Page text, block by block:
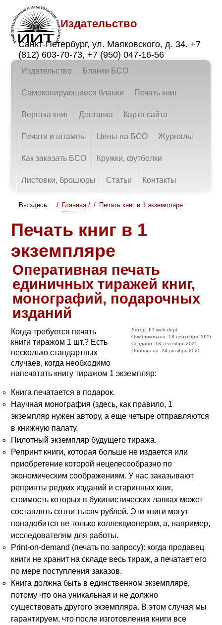
Издательство
Санкт-Петербург,ул. Маяковского, д. 34. +7
(812) 603-70-73,+7 (950) 047-16-56
Издательство Бланки БСО
Самокопирующиеся бланки Печать книг
Верстка книг Доставка Карта сайта
Печати и штампы Цены на БСО Журналы
Как заказать БСО Кружки, футболки
Листовки, брошюры Статьи Контакты
Вы здесь: Главная / Печать книг в 1 экземпляре
Печать книг в 1
экземпляре
Оперативная печать
единичных тиражей книг,
монографий, подарочных
изданий
Автор: IIT web dept
Опубликовано: 18 сентября 2025
Создано: 18 сентября 2025
Обновлено: 24 октября 2025
Когда требуется печать
книги тиражом 1 шт.? Есть
несколько стандартных
случаев, когда необходимо
напечатать книгу тиражом 1 экземпляр:
Книга печатается в подарок.
Научная монография (здесь, как правило, 1
экземпляр нужен автору, а еще четыре отправляются
в книжную палату.
Пилотный экземпляр будущего тиража.
Репринт книги, которая больше не издается или
приобретение которой нецелесообразно по
экономическим соображениям. У нас заказывают
репринты редких изданий и старинных книг,
стоимость которых в букинистических лавках может
составлять сотни тысяч рублей. Эти книги могут
понадобится не только коллекционерам, а, например,
исследователям для работы.
Print-on-demand (печать по запросу): когда продавец
книги не хранит на складе весь тираж, а печатает его
по мере поступления заказов.
Книга должна быть в единственном экземпляре,
потому что она уникальная и не должно
существовать другого экземпляра. В этом случая мы
гарантируем, что после изготовления книги все